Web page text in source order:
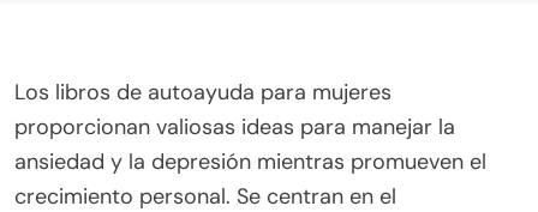
Los libros de autoayuda para mujeres
proporcionan valiosas ideas para manejar la
ansiedad y la depresión mientras promueven el
crecimiento personal. Se centran en el